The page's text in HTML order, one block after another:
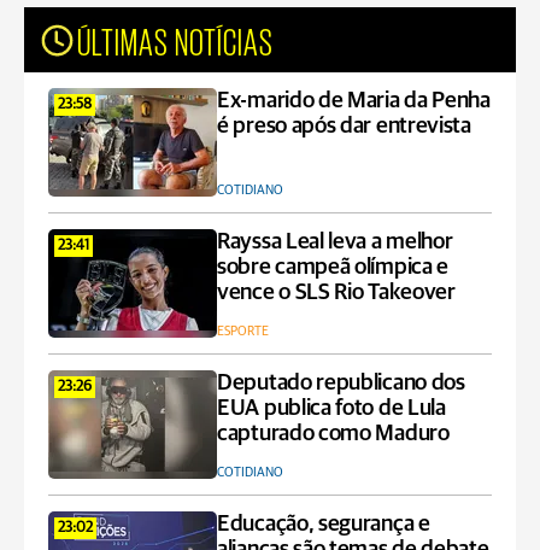
ÚLTIMAS NOTÍCIAS
23:58
Ex-marido de Maria da Penha
é preso após dar entrevista
COTIDIANO
23:41
Rayssa Leal leva a melhor
sobre campeã olímpica e
vence o SLS Rio Takeover
ESPORTE
23:26
Deputado republicano dos
EUA publica foto de Lula
capturado como Maduro
COTIDIANO
23:02
Educação, segurança e